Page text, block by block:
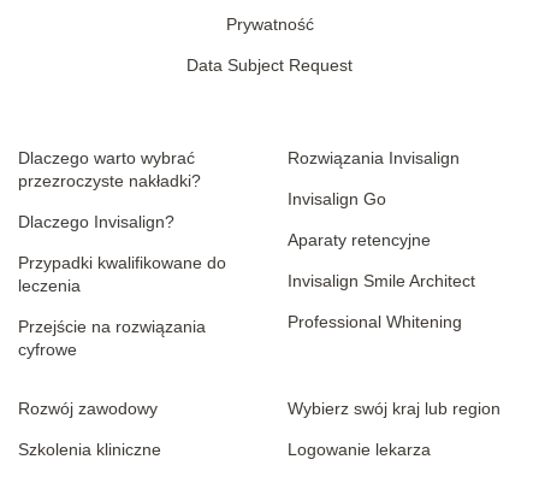
Prywatność
Data Subject Request
Dlaczego warto wybrać
przezroczyste nakładki?
Dlaczego Invisalign?
Przypadki kwalifikowane do
leczenia
Przejście na rozwiązania
cyfrowe
Rozwiązania Invisalign
Invisalign Go
Aparaty retencyjne
Invisalign Smile Architect
Professional Whitening
Rozwój zawodowy
Szkolenia kliniczne
Wybierz swój kraj lub region
Logowanie lekarza